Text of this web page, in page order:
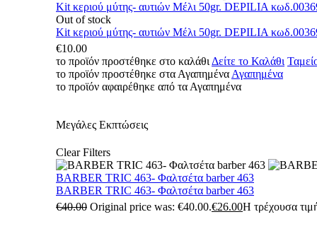
Kit κεριού μύτης- αυτιών Μέλι 50gr. DEPILIA
Out of stock
Kit κεριού μύτης- αυτιών Μέλι 50gr. DEPILIA
€10.00
το προϊόν προστέθηκε στο καλάθι Δείτε το Καλάθι
το προϊόν προστέθηκε στα Αγαπημένα Αγαπημένα
το προϊόν αφαιρέθηκε από τα Αγαπημένα
Μεγάλες Εκπτώσεις
Clear Filters
BARBER TRIC 463- Φαλτσέτα barber 463
BARBER TRIC 463- Φαλτσέτα barber 463
€40.00 Original price was: €40.00.€26.00Η τρέχουσα